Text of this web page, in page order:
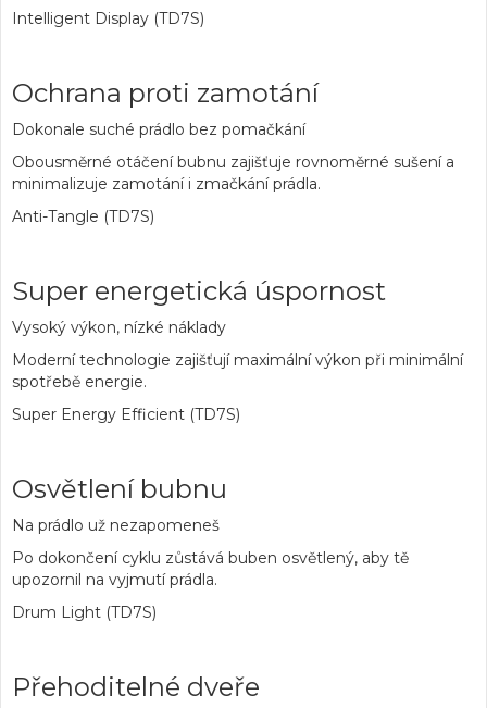
Intelligent Display (TD7S)
Ochrana proti zamotání
Dokonale suché prádlo bez pomačkání
Obousměrné otáčení bubnu zajišťuje rovnoměrné sušení a
minimalizuje zamotání i zmačkání prádla.
Anti-Tangle (TD7S)
Super energetická úspornost
Vysoký výkon, nízké náklady
Moderní technologie zajišťují maximální výkon při minimální
spotřebě energie.
Super Energy Efficient (TD7S)
Osvětlení bubnu
Na prádlo už nezapomeneš
Po dokončení cyklu zůstává buben osvětlený, aby tě
upozornil na vyjmutí prádla.
Drum Light (TD7S)
Přehoditelné dveře